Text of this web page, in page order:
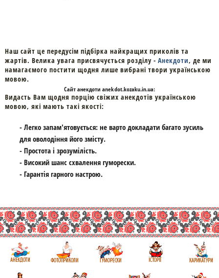
Наш сайт це передусім підбірка найкращих приколів та
жартів. Велика увага присвячується розділу - Анекдоти, де ми
намагаємого постити щодня лише вибрані твори українською
мовою.
Cайтанекдоти anekdot.kozaku.in.ua:
Видасть Вам щодня порцію свіжих анекдотів українською
мовою, які мають такі якості:
- Легко запам'ятовується: не варто докладати багато зусиль
для оволодіння його змісту.
- Простота і зрозумілість.
- Високий шанс схвалення гуморески.
- Гарантія гарного настрою.